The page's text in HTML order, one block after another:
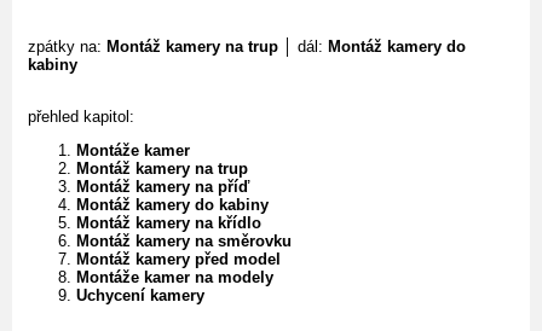
zpátky na: Montáž kamery na trup │ dál: Montáž kamery do
kabiny
přehled kapitol:
Montáže kamer
Montáž kamery na trup
Montáž kamery na příď
Montáž kamery do kabiny
Montáž kamery na křídlo
Montáž kamery na směrovku
Montáž kamery před model
Montáže kamer na modely
Uchycení kamery